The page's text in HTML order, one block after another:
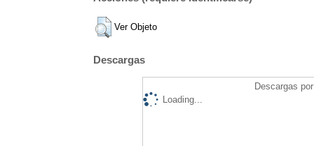
Ver Objeto
Descargas
Descargas
Loading...